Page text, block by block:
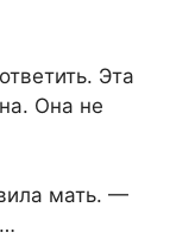
Эта
Она не
мать. —